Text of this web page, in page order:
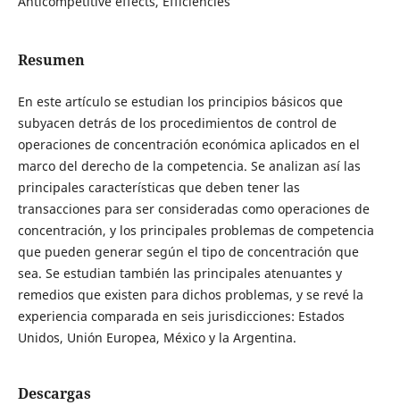
Resumen
En este artículo se estudian los principios básicos que
subyacen detrás de los procedimientos de control de
operaciones de concentración económica aplicados en el
marco del derecho de la competencia. Se analizan así las
principales características que deben tener las
transacciones para ser consideradas como operaciones de
concentración, y los principales problemas de competencia
que pueden generar según el tipo de concentración que
sea. Se estudian también las principales atenuantes y
remedios que existen para dichos problemas, y se revé la
experiencia comparada en seis jurisdicciones: Estados
Unidos, Unión Europea, México y la Argentina.
Descargas